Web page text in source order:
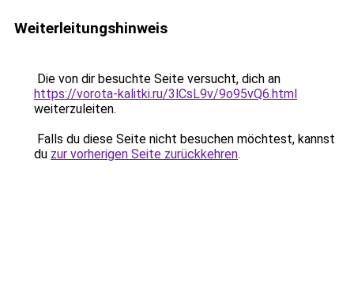
Weiterleitungshinweis
Die von dir besuchte Seite versucht, dich an
https://vorota-kalitki.ru/3lCsL9v/9o95vQ6.html
weiterzuleiten.
Falls du diese Seite nicht besuchen möchtest, kannst
du zur vorherigen Seite zurückkehren.